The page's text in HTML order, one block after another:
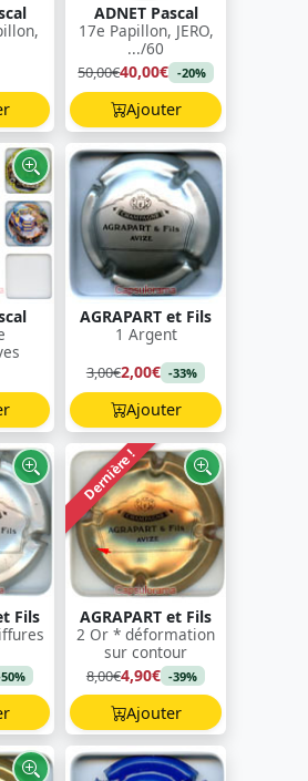
ADNET Pascal
17e Papillon, JERO,
.../60
50,00€40,00€ -20%
Ajouter
AGRAPART et Fils
1 Argent
3,00€2,00€ -33%
Ajouter
Fils
Dernière !
AGRAPART et Fils
2 Or * déformation
sur contour
8,00€4,90€ -39%
Ajouter